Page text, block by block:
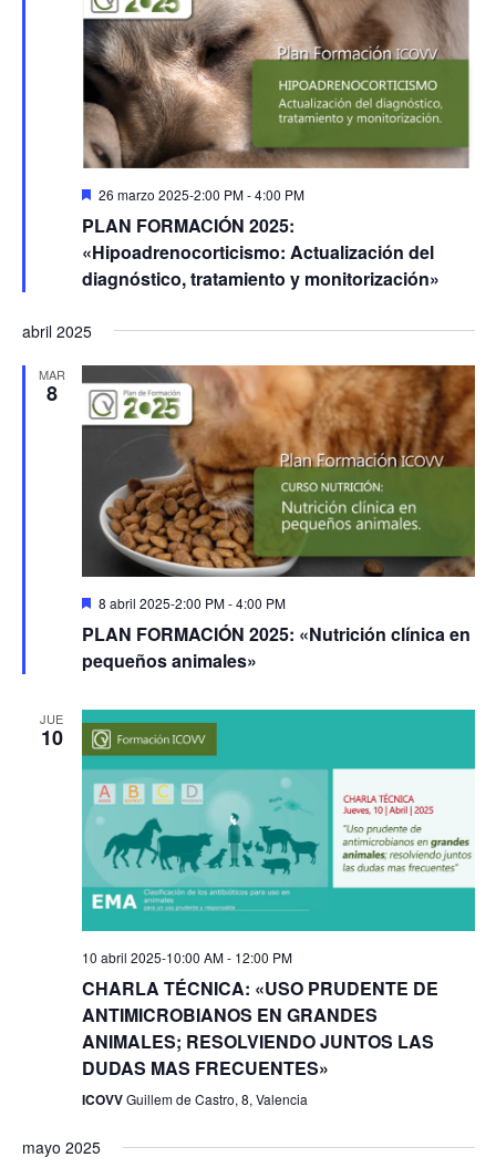
Destacado
26 marzo 2025-2:00 PM-4:00 PM
PLAN FORMACIÓN 2025:
«Hipoadrenocorticismo: Actualización del
diagnóstico, tratamiento y monitorización»
abril 2025
MAR
8
Destacado
8 abril 2025-2:00 PM-4:00 PM
PLAN FORMACIÓN 2025: «Nutrición clínica en
pequeños animales»
JUE
10
10 abril 2025-10:00 AM- 12:00 PM
CHARLA TÉCNICA: «USO PRUDENTE DE
ANTIMICROBIANOS EN GRANDES
ANIMALES; RESOLVIENDO JUNTOS LAS
DUDAS MAS FRECUENTES»
ICOVVGuillem de Castro, 8, Valencia
mayo 2025